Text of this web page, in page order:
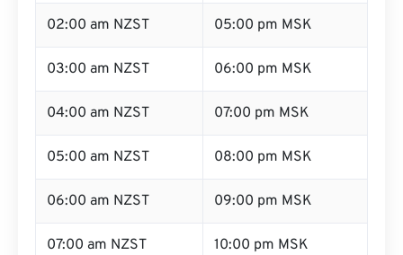
02:00 am NZST 05:00 pm MSK
03:00 am NZST 06:00 pm MSK
04:00 am NZST 07:00 pm MSK
05:00 am NZST 08:00 pm MSK
06:00 am NZST 09:00 pm MSK
07:00 am NZST 10:00 pm MSK